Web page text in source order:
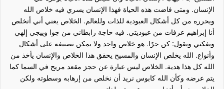
الإنسان. ومتى فاضت هذه الحياة فهذا الإنسان يسري فيه خلاص الله
ويحرره من كل أشكال العبودية للذات وللعالم. الخلاص يعني أني أتخلص
أنا إبراهيم عرفات من عبوديتي. فيه حاجة رابطاني من جوا وييجي إلهي
ويفكني ويقول: كن حرًا. هو خلاص واحد ولا يمكن تصنيفه على أشكال
وأنواع. الله يخلص الإنسان والمسيح يحقق هذا الخلاص والإنسان يأخذ من
الله كل هذا هدية. الخلاص ليس عبارة عن حجز مقعد مريح في السما كما
يتم عرضه وكأن الله كابوس نريد أن نخلص من إرهابه وسطوته ولكن